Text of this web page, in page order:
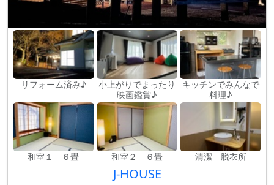
リフォーム済み♪
小上がりでまったり
映画鑑賞♪
キッチンでみんなで
料理♪
和室１ ６畳 和室２ ６畳 清潔 脱衣所
J-HOUSE